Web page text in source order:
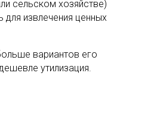
сельском хозяйстве)
для извлечения ценных
вариантов его
утилизация.